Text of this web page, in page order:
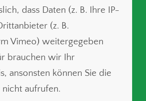
dass Daten (z. B. Ihre IP-
(z. B.
Vimeo) weitergegeben
brauchen wir Ihr
ansonsten können Sie die
aufrufen.